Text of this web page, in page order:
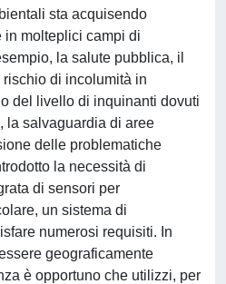
sta acquisendo
in molteplici campi di
la salute pubblica, il
di incolumità in
del livello di inquinanti dovuti
la salvaguardia di aree
delle problematiche
la necessità di
di sensori per
un sistema di
numerosi requisiti. In
geograficamente
è opportuno che utilizzi, per